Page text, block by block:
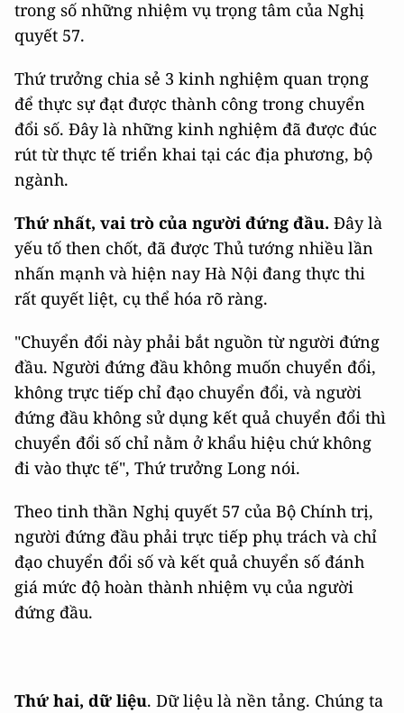
trong số những nhiệm vụ trọng tâm của Nghị
quyết 57.
Thứ trưởng chia sẻ 3 kinh nghiệm quan trọng
để thực sự đạt được thành công trong chuyển
đổi số. Đây là những kinh nghiệm đã được đúc
rút từ thực tế triển khai tại các địa phương, bộ
ngành.
Thứ nhất, vai trò của người đứng đầu. Đây là
yếu tố then chốt, đã được Thủ tướng nhiều lần
nhấn mạnh và hiện nay Hà Nội đang thực thi
rất quyết liệt, cụ thể hóa rõ ràng.
"Chuyển đổi này phải bắt nguồn từ người đứng
đầu. Người đứng đầu không muốn chuyển đổi,
không trực tiếp chỉ đạo chuyển đổi, và người
đứng đầu không sử dụng kết quả chuyển đổi thì
chuyển đổi số chỉ nằm ở khẩu hiệu chứ không
đi vào thực tế", Thứ trưởng Long nói.
Theo tinh thần Nghị quyết 57 của Bộ Chính trị,
người đứng đầu phải trực tiếp phụ trách và chỉ
đạo chuyển đổi số và kết quả chuyển số đánh
giá mức độ hoàn thành nhiệm vụ của người
đứng đầu.
Thứ hai, dữ liệu. Dữ liệu là nền tảng. Chúng ta